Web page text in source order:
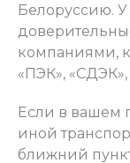
Белоруссию.
компаниями,
«ПЭК»,
Если в вашем
иной
ближний